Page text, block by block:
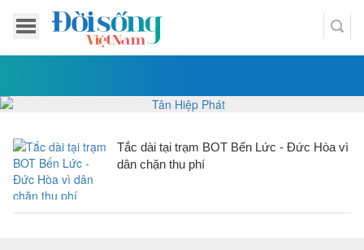
Tắc dài tại trạm BOT Bến Lức - Đức Hòa vì
dân chặn thu phí